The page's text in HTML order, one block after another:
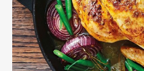
Apetit